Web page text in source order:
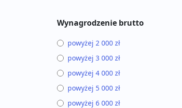
Wynagrodzenie brutto
powyżej 2 000 zł
powyżej 3 000 zł
powyżej 4 000 zł
powyżej 5 000 zł
powyżej 6 000 zł